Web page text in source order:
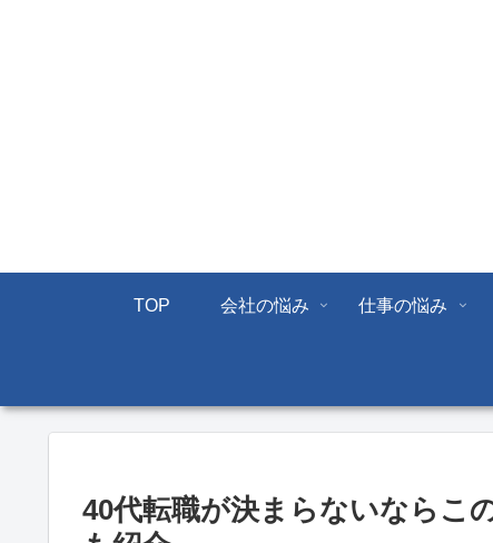
TOP 会社の悩み 仕事の悩み
40代転職が決まらないならこ